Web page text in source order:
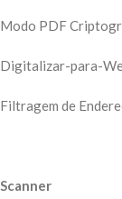
Modo PDF
Digitalizar-para-
Filtragem de
Scanner